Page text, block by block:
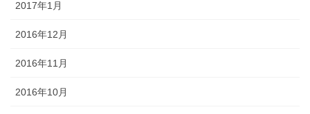
2017年1月
2016年12月
2016年11月
2016年10月